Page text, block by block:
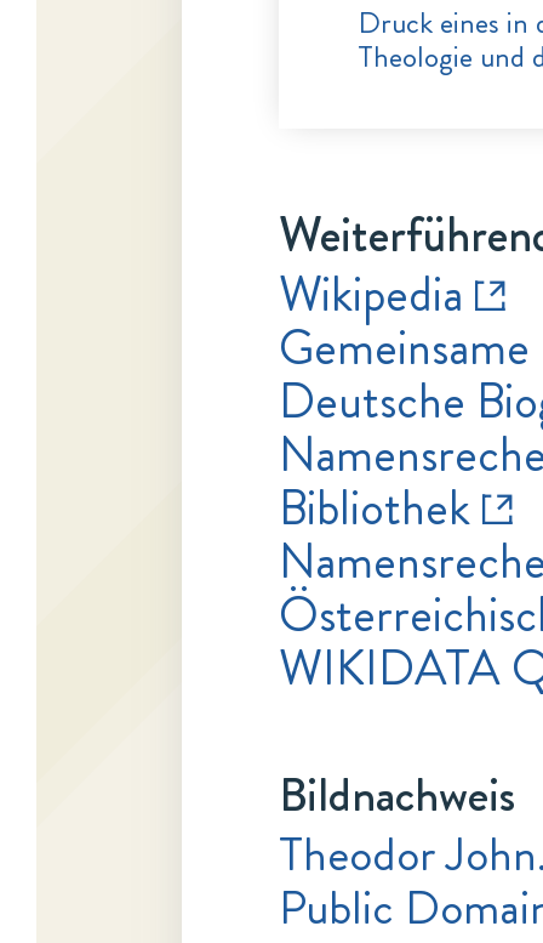
Druck eines in
Theologie und
Wikipedia
Deutsche
Bibliothek
WIKIDATA
Bildnachweis
Theodor
Public